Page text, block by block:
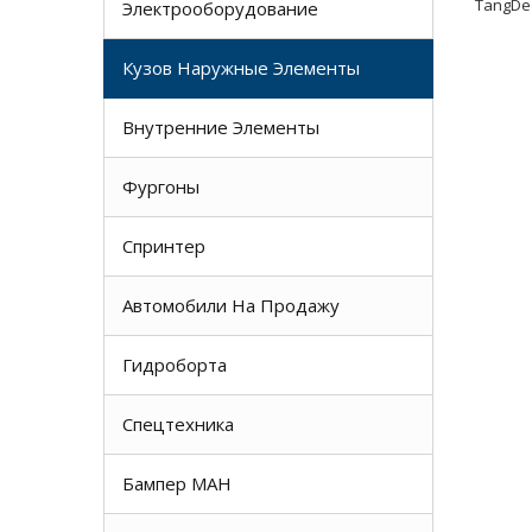
TangDe
Электрооборудование
Кузов Наружные Элементы
Внутренние Элементы
Фургоны
Спринтер
Автомобили На Продажу
Гидроборта
Спецтехника
Бампер МАН